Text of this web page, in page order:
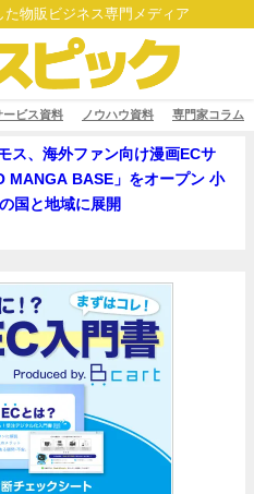
物販ビジネス専門メディア
ービス資料 ノウハウ資料 専門家コラム
ス、海外ファン向け漫画ECサ
MANGA BASE」をオープン 小
国と地域に展開